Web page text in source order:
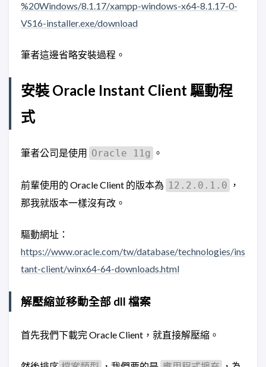
%20Windows/8.1.17/xampp-windows-x64-8.1.17-0-
VS16-installer.exe/download
筆者這邊省略安裝過程。
安裝 Oracle Instant Client 驅動程
式
筆者公司是使用 Oracle 11g 。
前輩使用的 Oracle Client 的版本為 12.2.0.1.0 ，
那我就版本一樣沒有改。
驅動網址：
https://www.oracle.com/tw/database/technologies/ins
tant-client/winx64-64-downloads.html
解壓縮並移動全部 dll 檔案
首先我們下載完 Oracle Client，就直接解壓縮。